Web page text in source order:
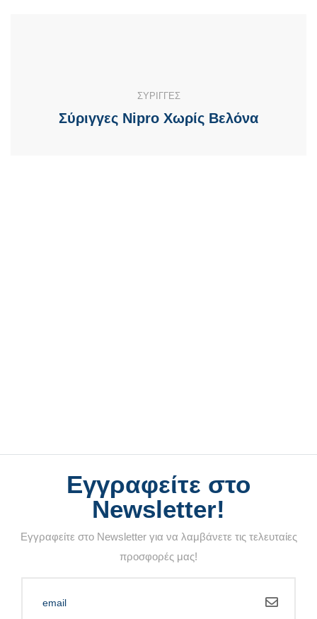
ΣΥΡΙΓΓΕΣ
Σύριγγες Nipro Χωρίς Βελόνα
Εγγραφείτε στο
Newsletter!
Εγγραφείτε στο Newsletter για να λαμβάνετε τις τελευταίες
προσφορές μας!